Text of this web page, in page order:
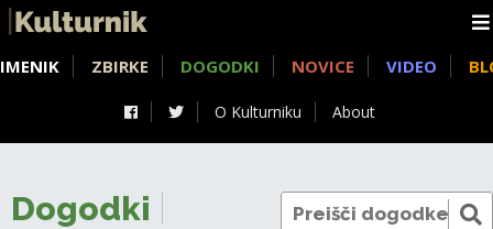
O Kulturniku About
IMENIK ZBIRKE DOGODKI NOVICE VIDEO
Dogodki